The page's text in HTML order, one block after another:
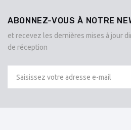
ABONNEZ-VOUS À NOTRE
et recevez les dernières mises à jour
de réception